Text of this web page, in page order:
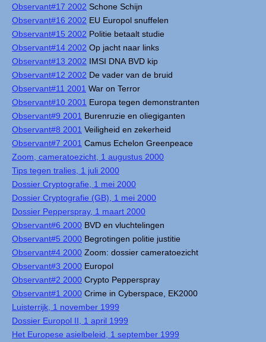
Observant#17 2002 Schone Schijn
Observant#16 2002 EU Europol snuffelen
Observant#15 2002 Politie betaalt studie
Observant#14 2002 Op jacht naar links
Observant#13 2002 IMSI DNA BVD kip
Observant#12 2002 De vader van de bruid
Observant#11 2001 War on Terror
Observant#10 2001 Europa tegen demonstranten
Observant#9 2001 Burenruzie en oliegiganten
Observant#8 2001 Veiligheid en zekerheid
Observant#7 2001 Camus Echelon Greenpeace
Zoom, cameratoezicht, 1 augustus 2000
Tips tegen tralies, 1 juli 2000
Dossier Cryptografie, 1 mei 2000
Dossier Cryptografie (GB), 1 mei 2000
Dossier Pepperspray, 1 maart 2000
Observant#6 2000 BVD en vluchtelingen
Observant#5 2000 Begrotingen politie justitie
Observant#4 2000 Zoom: dossier cameratoezicht
Observant#3 2000 Europol
Observant#2 2000 Crypto Pepperspray
Observant#1 2000 Crime in Cyberspace, EK2000
Luisterrijk, 1 november 1999
Dossier Europol II, 1 april 1999
Het Europese asielbeleid, 1 september 1999